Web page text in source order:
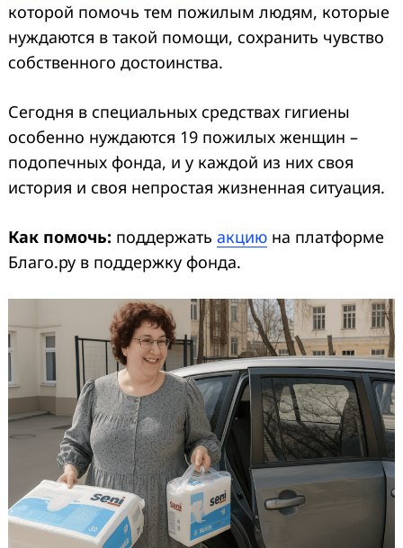
которой помочь тем пожилым людям, которые
нуждаются в такой помощи, сохранить чувство
собственного достоинства.
Сегодня в специальных средствах гигиены
особенно нуждаются 19 пожилых женщин –
подопечных фонда, и у каждой из них своя
история и своя непростая жизненная ситуация.
Как помочь: поддержать акцию на платформе
Благо.ру в поддержку фонда.